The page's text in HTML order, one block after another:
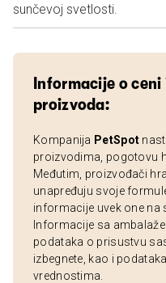
sunčevoj svetlosti.
Informacije o
proizvoda:
Kompanija PetSpot
proizvodima, pogotovu
Međutim, proizvođači
unapređuju svoje
informacije uvek one na
Informacije sa
podataka o prisustvu
izbegnete, kao i
vrednostima.